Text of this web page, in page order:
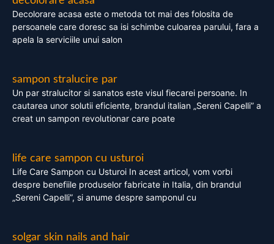
Decolorare acasa este o metoda tot mai des folosita de
persoanele care doresc sa isi schimbe culoarea parului, fara a
apela la serviciile unui salon
sampon stralucire par
Un par stralucitor si sanatos este visul fiecarei persoane. In
cautarea unor solutii eficiente, brandul italian „Sereni Capelli” a
creat un sampon revolutionar care poate
life care sampon cu usturoi
Life Care Sampon cu Usturoi In acest articol, vom vorbi
despre benefiile produselor fabricate in Italia, din brandul
„Sereni Capelli”, si anume despre samponul cu
solgar skin nails and hair